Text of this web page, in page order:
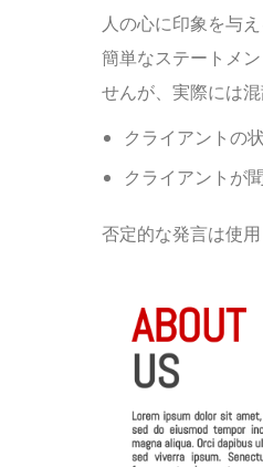
人の心に印象を与
簡単なステートメ
せんが、実際には
クライアントの
クライアントが
否定的な発言は使